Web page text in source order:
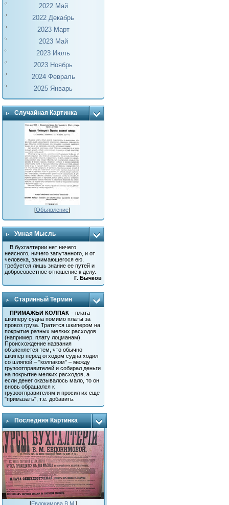
2022 Май
2022 Декабрь
2023 Март
2023 Май
2023 Июль
2023 Ноябрь
2024 Февраль
2025 Январь
Случайная Картинка
[Объявление]
Умная Мысль
В бухгалтерии нет ничего
неясного, ничего запутанного, и от
человека, занимающегося ею,
требуется лишь знание ее путей и
добросовестное отношение к делу.
Г. Бычков
Старинный Термин
ПРИМАЖЬИ КОЛПАК – плата
шкиперу судна помимо платы за
провоз груза. Тратится шкипером на
покрытие разных мелких расходов
(например, плату лоцманам).
Происхождение названия
объясняется тем, что обычно
шкипер перед отходом судна ходил
со шляпой – "колпаком" – между
грузоотправителей и собирал деньги
на покрытие мелких расходов, а
если денег оказывалось мало, то он
вновь обращался к
грузоотправителям и просил их еще
"примазать", т.е. добавить.
Последняя Картинка
[Евдокимова В.М. ]